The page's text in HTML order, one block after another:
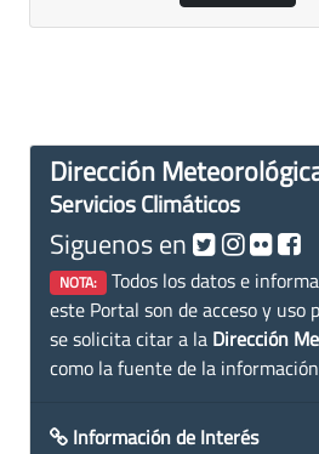
Dirección
Servicios Climáticos
Siguenos en
NOTA: Todos los datos e
este Portal son de acceso y uso
se solicita citar a la Dirección
como la fuente de la
Información de Interés